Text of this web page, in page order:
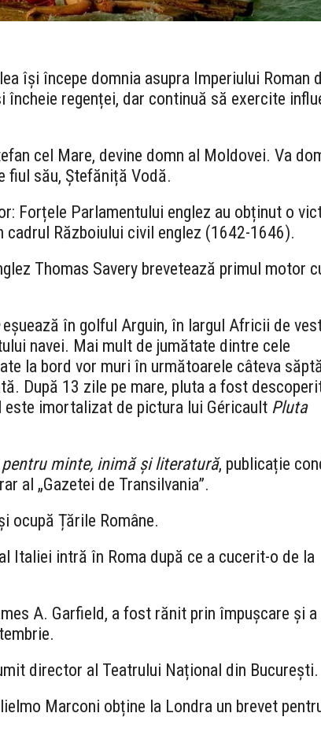
își începe domnia asupra Imperiului Roman
încheie regenței, dar continuă să exercite
cel Mare, devine domn al Moldovei. Va
fiul său, Ștefăniță Vodă.
Forțele Parlamentului englez au obținut o
Războiului civil englez (1642-1646).
Thomas Savery brevetează primul motor
eșuează în golful Arguin, în largul Africii de
navei. Mai mult de jumătate dintre cele
la bord vor muri în următoarele câteva
După 13 zile pe mare, pluta a fost
este imortalizat de pictura lui Géricault Pluta
pentru minte, inimă și literatură, publicație
al „Gazetei de Transilvania”.
ocupă Țările Române.
Italiei intră în Roma după ce a cucerit-o de la
A. Garfield, a fost rănit prin împușcare și
director al Teatrului Național din București.
Marconi obține la Londra un brevet